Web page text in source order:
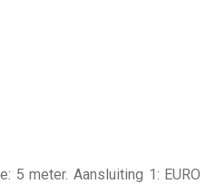
5 meter. Aansluiting 1: